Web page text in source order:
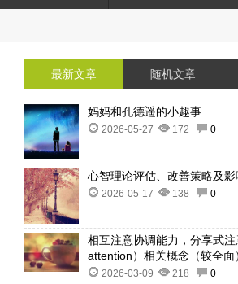
最新文章 随机文章
妈妈和孔德遥的小趣事
2026-05-27 172 0
心智理论评估、改善策略及影
2026-05-17 138 0
相互注意协调能力，分享式
attention）相关概念（较全面
2026-03-09 218 0